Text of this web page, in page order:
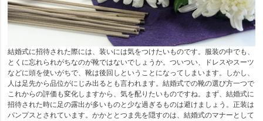
結婚式に招待された際には、装いには気をつけたいものです。服装の中でも、
とくに忘れられがちなのが靴ではないでしょうか。ついつい、ドレスやスーツ
などに頭を使いがちで、靴は後回しということになってしまいます。しかし、
人は足先から品位がにじみ出るとも言われます。結婚式での靴の選び方一つで
これからの評価も変化しますから、気を配りたいものですね。まず、結婚式に
招待された時に足の露出が多いものと少な過ぎるものは避けましょう。正装は
パンプスとされています。かかととつま先を隠すのは、結婚式のマナーとして